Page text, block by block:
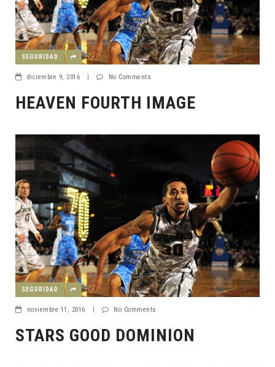
SEGURIDAD
diciembre 9, 2016 | No Comments
HEAVEN FOURTH IMAGE
SEGURIDAD
noviembre 11, 2016 | No Comments
STARS GOOD DOMINION